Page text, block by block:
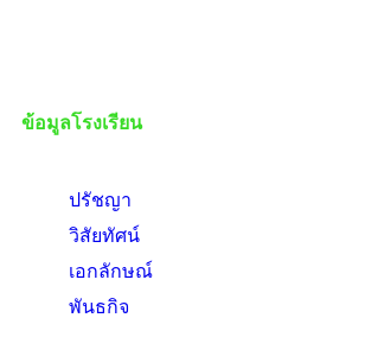
ข้อมูลโรงเรียน
ปรัชญา
วิสัยทัศน์
เอกลักษณ์
พันธกิจ